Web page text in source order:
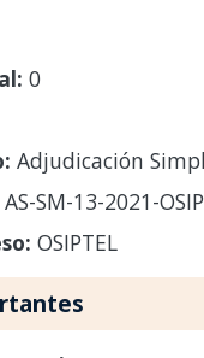
0
Adjudicación
AS-SM-13-2021-
OSIPTEL